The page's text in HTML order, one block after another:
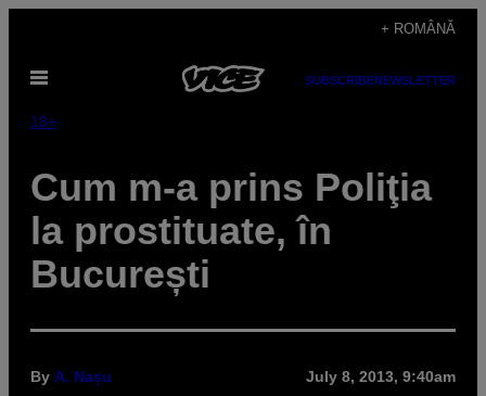
content
+ ROMÂNĂ
Open
SUBSCRIBENEWSLETTER
18+
Cum m-a prins Poliţia
la prostituate, în
București
By A. Nașu July 8, 2013, 9:40am